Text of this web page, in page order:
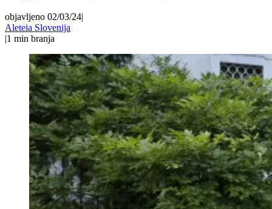
objavljeno 02/03/24|
Aleteia Slovenija
|1 min branja